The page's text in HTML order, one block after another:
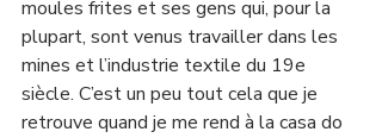
moules frites et ses gens qui, pour la
plupart, sont venus travailler dans les
mines et l’industrie textile du 19e
siècle. C’est un peu tout cela que je
retrouve quand je me rend à la casa do